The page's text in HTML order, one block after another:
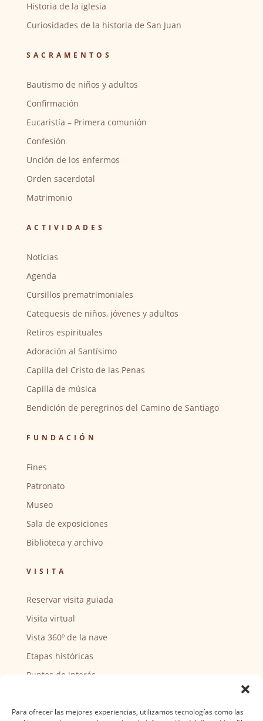
Para ofrecer las mejores experiencias, utilizamos tecnologías como las
Historia de la iglesia
Curiosidades de la historia de San Juan
SACRAMENTOS
Bautismo de niños y adultos
Confirmación
Eucaristía – Primera comunión
Confesión
Unción de los enfermos
Orden sacerdotal
Matrimonio
ACTIVIDADES
Noticias
Agenda
Cursillos prematrimoniales
Catequesis de niños, jóvenes y adultos
Retiros espirituales
Adoración al Santísimo
Capilla del Cristo de las Penas
Capilla de música
Bendición de peregrinos del Camino de Santiago
FUNDACIÓN
Fines
Patronato
Museo
Sala de exposiciones
Biblioteca y archivo
VISITA
Reservar visita guiada
Visita virtual
Vista 360º de la nave
Etapas históricas
Puntos de interés